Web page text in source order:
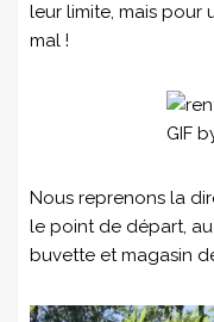
leur limite, mais pour
mal !
Nous reprenons la
le point de départ,
buvette et magasin